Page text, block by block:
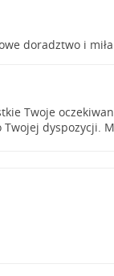
doradztwo i
Twoje
dyspozycji.